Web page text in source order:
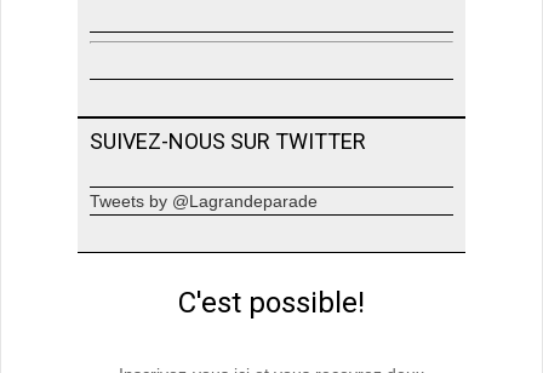
SUIVEZ-NOUS SUR TWITTER
Tweets by @Lagrandeparade
C'est possible!